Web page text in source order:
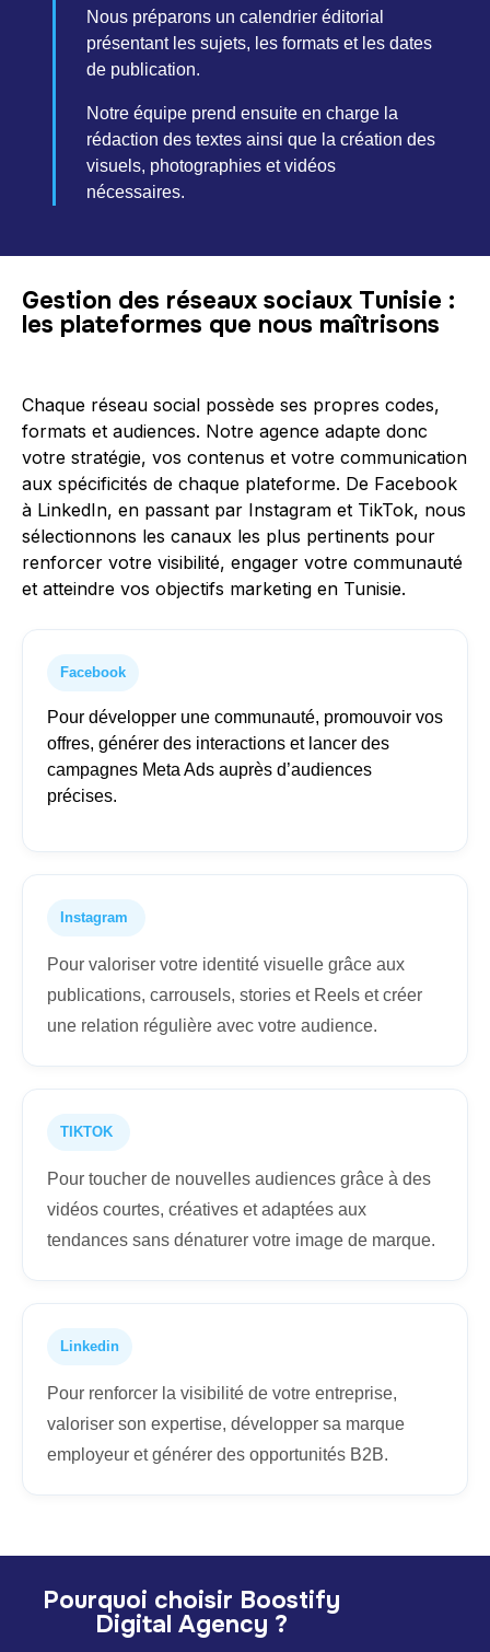
Nous préparons un calendrier éditorial
présentant les sujets, les formats et les dates
de publication.
Notre équipe prend ensuite en charge la
rédaction des textes ainsi que la création des
visuels, photographies et vidéos
nécessaires.
Gestion des réseaux sociaux Tunisie :
les plateformes que nous maîtrisons
Chaque réseau social possède ses propres codes,
formats et audiences. Notre agence adapte donc
votre stratégie, vos contenus et votre communication
aux spécificités de chaque plateforme. De Facebook
à LinkedIn, en passant par Instagram et TikTok, nous
sélectionnons les canaux les plus pertinents pour
renforcer votre visibilité, engager votre communauté
et atteindre vos objectifs marketing en Tunisie.
Facebook
Pour développer une communauté, promouvoir vos
offres, générer des interactions et lancer des
campagnes Meta Ads auprès d’audiences
précises.
Instagram
Pour valoriser votre identité visuelle grâce aux
publications, carrousels, stories et Reels et créer
une relation régulière avec votre audience.
TIKTOK
Pour toucher de nouvelles audiences grâce à des
vidéos courtes, créatives et adaptées aux
tendances sans dénaturer votre image de marque.
Linkedin
Pour renforcer la visibilité de votre entreprise,
valoriser son expertise, développer sa marque
employeur et générer des opportunités B2B.
Pourquoi choisir Boostify
Digital Agency ?